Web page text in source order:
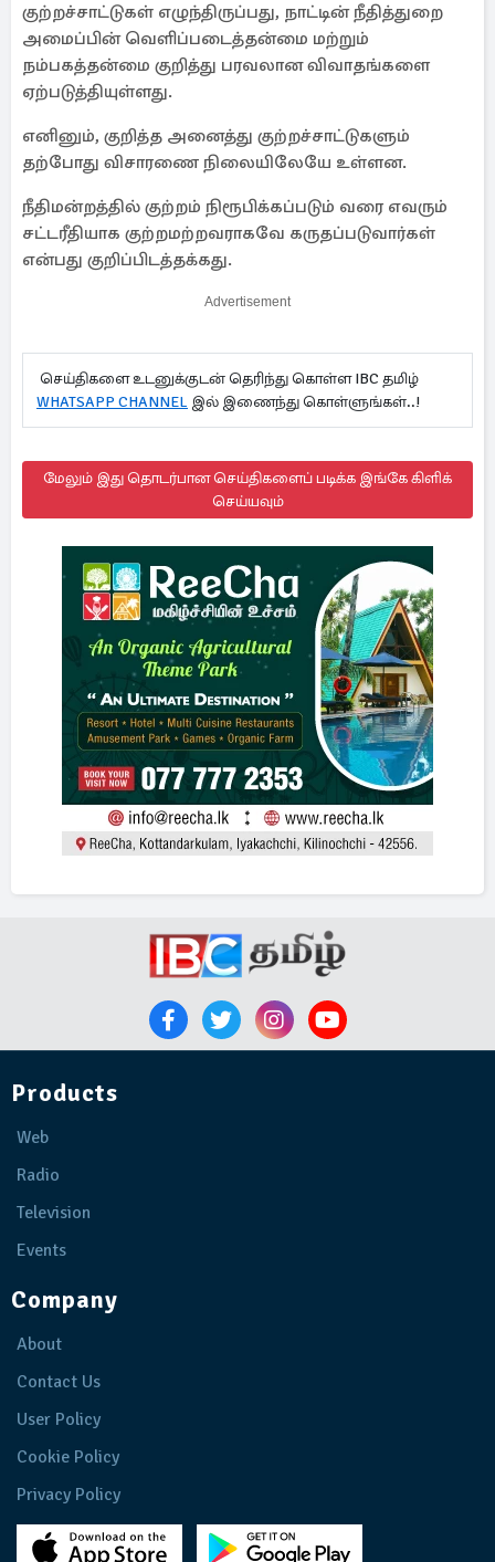
குற்றச்சாட்டுகள் எழுந்திருப்பது, நாட்டின் நீதித்துறை
அமைப்பின் வெளிப்படைத்தன்மை மற்றும்
நம்பகத்தன்மை குறித்து பரவலான விவாதங்களை
ஏற்படுத்தியுள்ளது.
எனினும், குறித்த அனைத்து குற்றச்சாட்டுகளும்
தற்போது விசாரணை நிலையிலேயே உள்ளன.
நீதிமன்றத்தில் குற்றம் நிரூபிக்கப்படும் வரை எவரும்
சட்டரீதியாக குற்றமற்றவராகவே கருதப்படுவார்கள்
என்பது குறிப்பிடத்தக்கது.
Advertisement
செய்திகளை உடனுக்குடன் தெரிந்து கொள்ள IBC தமிழ்
WHATSAPP CHANNEL இல் இணைந்து கொள்ளுங்கள்..!
மேலும் இது தொடர்பான செய்திகளைப் படிக்க இங்கே கிளிக்
செய்யவும்
Products
Web
Radio
Television
Events
Company
About
Contact Us
User Policy
Cookie Policy
Privacy Policy